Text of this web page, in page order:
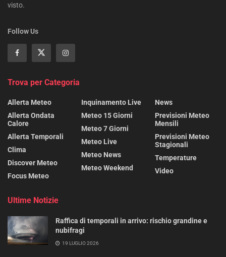
visto.
Follow Us
Trova per Categoria
Allerta Meteo
Allerta Ondata
Calore
Allerta Temporali
Clima
Discover Meteo
Focus Meteo
Inquinamento Live
Meteo 15 Giorni
Meteo 7 Giorni
Meteo Live
Meteo News
Meteo Weekend
News
Previsioni Meteo
Mensili
Previsioni Meteo
Stagionali
Temperature
Video
Ultime Notizie
Raffica di temporali in arrivo: rischio grandine e
nubifragi
19 LUGLIO 2026